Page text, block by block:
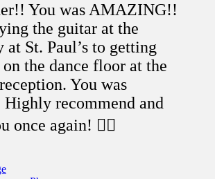
You was AMAZING!!
the guitar at the
at St. Paul’s to getting
the dance floor at the
You was
recommend and
once again! 👌🏼